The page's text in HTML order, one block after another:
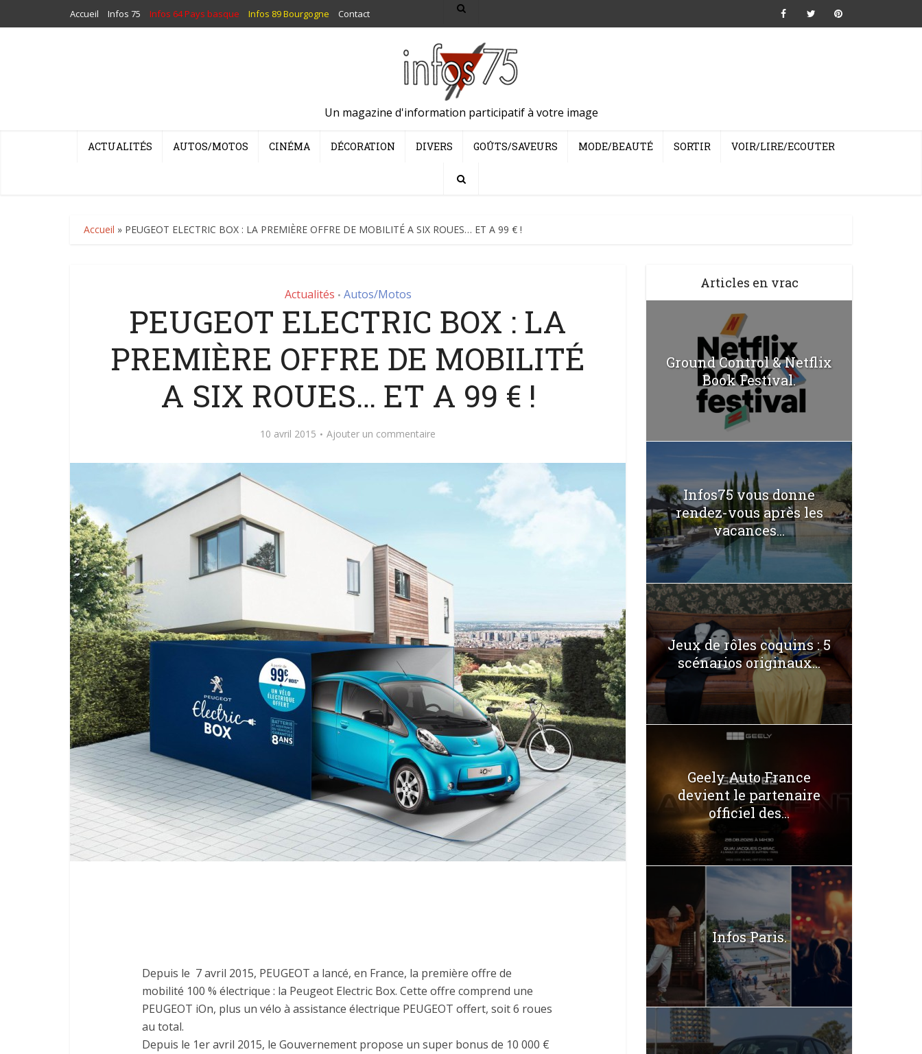
Accueil Infos 75 Infos 64 Pays basque Infos 89 Bourgogne Contact
Un magazine d'information participatif à votre image
ACTUALITÉS AUTOS/MOTOS CINÉMA DÉCORATION DIVERS GOÛTS/SAVEURS MODE/BEAUTÉ SORTIR VOIR/LIRE/ECOUTER
Accueil » PEUGEOT ELECTRIC BOX : LA PREMIÈRE OFFRE DE MOBILITÉ A SIX ROUES… ET A 99 € !
Actualités • Autos/Motos
PEUGEOT ELECTRIC BOX : LA
PREMIÈRE OFFRE DE MOBILITÉ
A SIX ROUES… ET A 99 € !
10 avril 2015 Ajouter un commentaire
Depuis le 7 avril 2015, PEUGEOT a lancé, en France, la première offre de
mobilité 100 % électrique : la Peugeot Electric Box. Cette offre comprend une
PEUGEOT iOn, plus un vélo à assistance électrique PEUGEOT offert, soit 6 roues
au total.
Depuis le 1er avril 2015, le Gouvernement propose un super bonus de 10 000 €
Articles en vrac
Ground Control & Netflix
Book Festival.
Infos75 vous donne
rendez-vous après les
vacances...
Jeux de rôles coquins : 5
scénarios originaux...
Geely Auto France
devient le partenaire
officiel des...
Infos Paris.